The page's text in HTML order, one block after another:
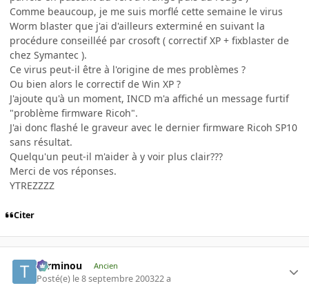
Comme beaucoup, je me suis morflé cette semaine le virus
Worm blaster que j'ai d'ailleurs exterminé en suivant la
procédure conseilléé par crosoft ( correctif XP + fixblaster de
chez Symantec ).
Ce virus peut-il être à l'origine de mes problèmes ?
Ou bien alors le correctif de Win XP ?
J'ajoute qu'à un moment, INCD m'a affiché un message furtif
"problème firmware Ricoh".
J'ai donc flashé le graveur avec le dernier firmware Ricoh SP10
sans résultat.
Quelqu'un peut-il m'aider à y voir plus clair???
Merci de vos réponses.
YTREZZZZ
Citer
Terminou Ancien
Posté(e) le 8 septembre 200322 a